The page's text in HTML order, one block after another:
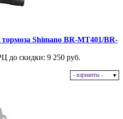
Shimano BR-MT401/BR-
до скидки: 9 250 руб.
- варианты -